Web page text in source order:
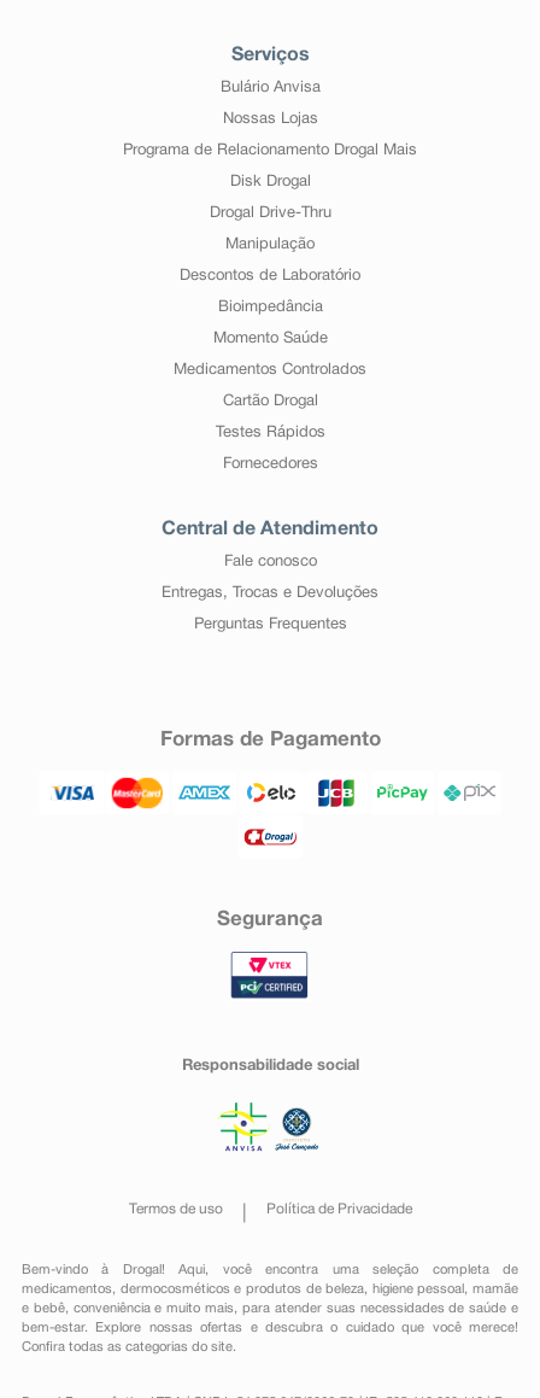
Serviços
Bulário Anvisa
Nossas Lojas
Programa de Relacionamento Drogal Mais
Disk Drogal
Drogal Drive-Thru
Manipulação
Descontos de Laboratório
Bioimpedância
Momento Saúde
Medicamentos Controlados
Cartão Drogal
Testes Rápidos
Fornecedores
Central de Atendimento
Fale conosco
Entregas, Trocas e Devoluções
Perguntas Frequentes
Formas de Pagamento
Segurança
Responsabilidade social
Termos de uso Política de Privacidade
Bem-vindo à Drogal! Aqui, você encontra uma seleção completa de
medicamentos , dermocosméticos e produtos de beleza, higiene pessoal ,mamãe
e bebê, conveniênciae muito mais, para atender suas necessidades de saúde e
bem-estar. Explore nossas ofertas e descubra o cuidado que você merece!
Confira todas as categorias do site.